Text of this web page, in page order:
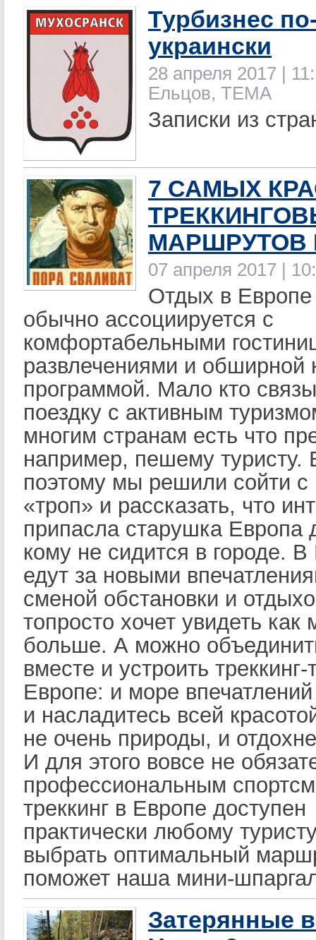
Турбизнес
украински
28 апреля 2017 |
Ельцов, ТЕМА
Записки из
7 САМЫХ
МАРШРУТОВ
07 апреля 2017 |
Отдых в Европе
обычно ассоциируется с
комфортабельными
развлечениями и обширной
программой. Мало кто
поездку с активным
многим странам есть что
например, пешему туристу.
поэтому мы решили сойти
«троп» и рассказать, что
припасла старушка Европа
кому не сидится в городе. В
едут за новыми
сменой обстановки и
топросто хочет увидеть как
больше. А можно
вместе и устроить треккинг-
Европе: и море
и насладитесь всей
не очень природы, и
И для этого вовсе не
профессиональным
треккинг в Европе доступен
практически любому
выбрать оптимальный
поможет наша мини-
Затерянные